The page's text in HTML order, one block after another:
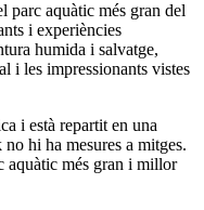
parc aquàtic més gran del
i experiències
humida i salvatge,
i les impressionants vistes
i està repartit en una
hi ha mesures a mitges.
aquàtic més gran i millor